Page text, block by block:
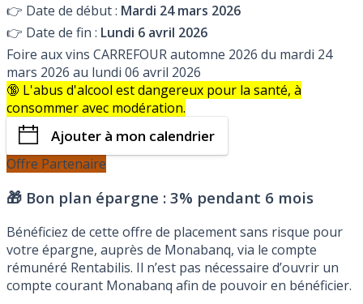
👉 Date de début : Mardi 24 mars 2026
👉 Date de fin : Lundi 6 avril 2026
Foire aux vins CARREFOUR automne 2026 du mardi 24
mars 2026 au lundi 06 avril 2026
🔞 L'abus d'alcool est dangereux pour la santé, à
consommer avec modération.
Ajouter à mon calendrier
Offre Partenaire
🎁 Bon plan épargne : 3% pendant 6 mois
Bénéficiez de cette offre de placement sans risque pour
votre épargne, auprès de Monabanq, via le compte
rémunéré Rentabilis. Il n’est pas nécessaire d’ouvrir un
compte courant Monabanq afin de pouvoir en bénéficier.